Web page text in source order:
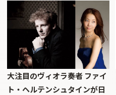
大注目のヴィオラ奏者 ファイ
ト・ヘルテンシュタインが日